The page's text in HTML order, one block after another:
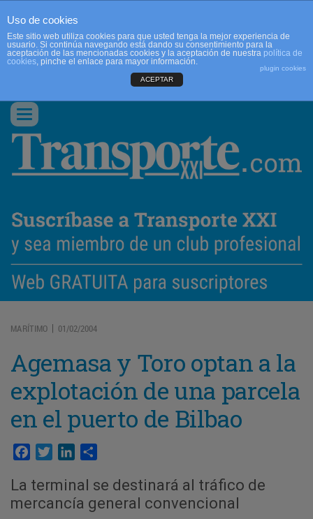
CONTACTO
Conmutar
navegación
MARÍTIMO | 01/02/2004
Agemasa y Toro optan a la
explotación de una parcela
en el puerto de Bilbao
Facebook
TwitterLinkedIn
La terminal se destinará al tráfico de
mercancía general convencional
Uso de cookies
Este sitio web utiliza cookies para que usted tenga la mejor experiencia de
usuario. Si continúa navegando está dando su consentimiento para la
aceptación de las mencionadas cookies y la aceptación de nuestra política de
cookies, pinche el enlace para mayor información.
plugin cookies
ACEPTAR